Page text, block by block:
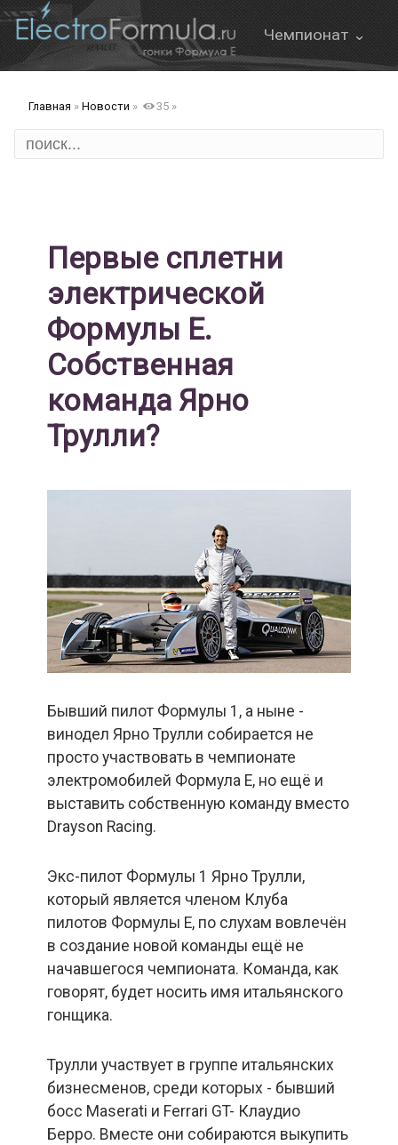
Чемпионат ⌄
Формат этапа
Главная » Новости » 35»
Первые сплетни
электрической
Формулы Е.
Собственная
команда Ярно
Трулли?
Бывший пилот Формулы 1, а ныне -
винодел Ярно Трулли собирается не
просто участвовать в чемпионате
электромобилей Формула E, но ещё и
выставить собственную команду вместо
Drayson Racing.
Экс-пилот Формулы 1 Ярно Трулли,
который является членом Клуба
пилотов Формулы Е, по слухам вовлечён
в создание новой команды ещё не
начавшегося чемпионата. Команда, как
говорят, будет носить имя итальянского
гонщика.
Трулли участвует в группе итальянских
бизнесменов, среди которых - бывший
босс Maserati и Ferrari GT- Клаудио
Берро. Вместе они собираются выкупить